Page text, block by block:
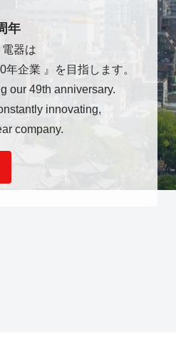
年
器は
企業 』を目指します。
our 49th anniversary.
innovating,
company.